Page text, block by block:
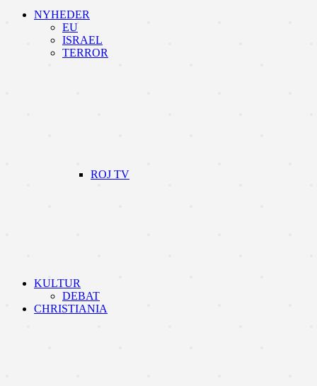
NYHEDER
EU
ISRAEL
TERROR
ROJ TV
KULTUR
DEBAT
CHRISTIANIA